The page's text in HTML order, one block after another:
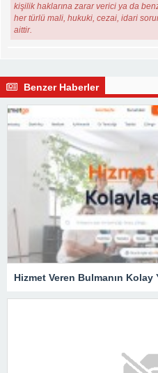
kişilik haklarına zarar verici ya da
her türlü mali, hukuki, cezai, idari
aittir.
Benzer Haberler